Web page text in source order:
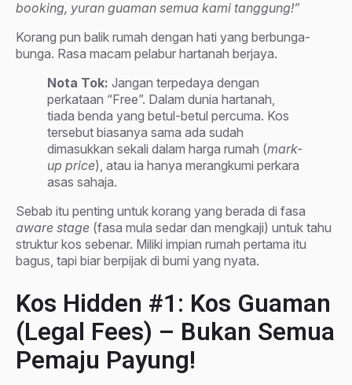
booking, yuran guaman semua kami tanggung!”
Korang pun balik rumah dengan hati yang berbunga-
bunga. Rasa macam pelabur hartanah berjaya.
Nota Tok: Jangan terpedaya dengan
perkataan “Free”. Dalam dunia hartanah,
tiada benda yang betul-betul percuma. Kos
tersebut biasanya sama ada sudah
dimasukkan sekali dalam harga rumah (mark-
up price), atau ia hanya merangkumi perkara
asas sahaja.
Sebab itu penting untuk korang yang berada di fasa
aware stage (fasa mula sedar dan mengkaji) untuk tahu
struktur kos sebenar. Miliki impian rumah pertama itu
bagus, tapi biar berpijak di bumi yang nyata.
Kos Hidden #1: Kos Guaman
(Legal Fees) – Bukan Semua
Pemaju Payung!